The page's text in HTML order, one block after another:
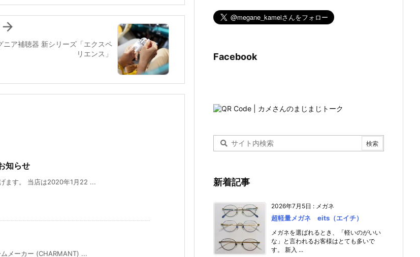
ニア補聴器 新シリーズ「エクスペ
リエンス」

知らせ
ます。 当店は2020年1月22 ...
メーカー (CHARMANT) ...
Facebook
新着記事
2026年7月5日 : メガネ
超軽量メガネ eits（エイチ）
メガネを選ばれるとき、「軽いのがいい
な」と言われるお客様はとても多いで
す。 新入 ...